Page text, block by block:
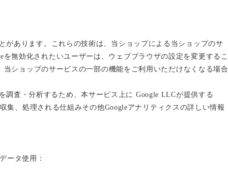
があります。これらの技術は、当ショップによる当ショップのサ
無効化されたいユーザーは、ウェブブラウザの設定を変更するこ
ショップのサービスの一部の機能をご利用いただけなくなる場合
調査・分析するため、本サービス上に Google LLCが提供する
集、処理される仕組みその他Googleアナリティクスの詳しい情報
ータ使用：